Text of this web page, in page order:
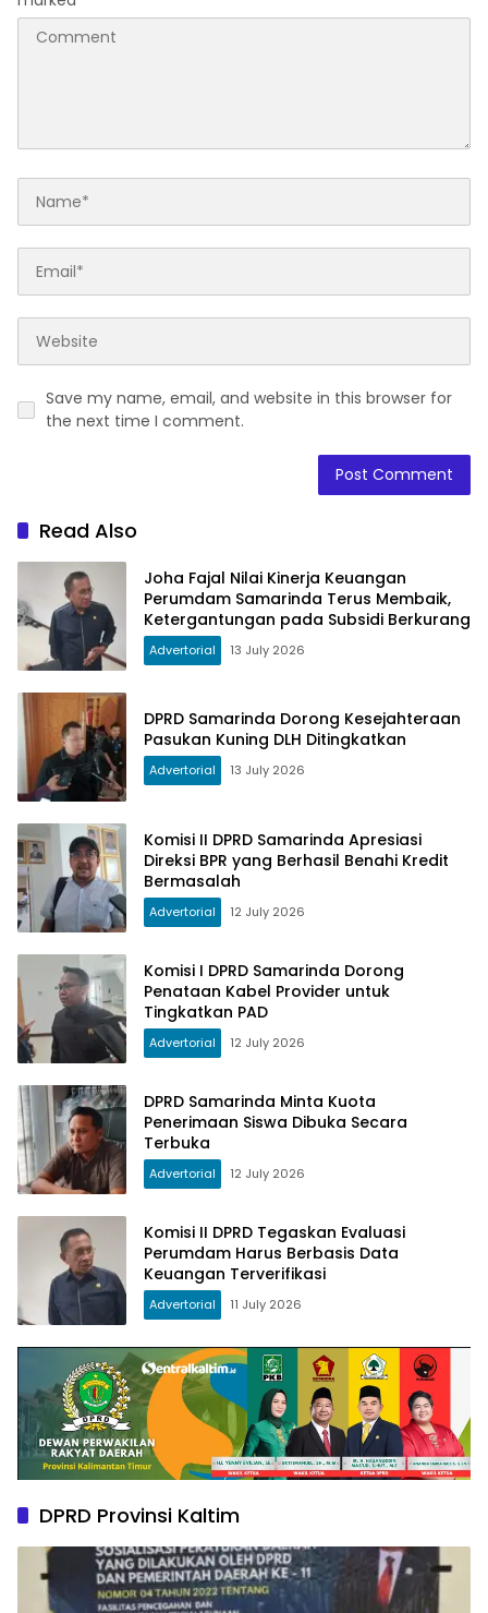
Save my name, email, and website in this browser for
the next time I comment.
Read Also
Joha Fajal Nilai Kinerja Keuangan
Perumdam Samarinda Terus Membaik,
Ketergantungan pada Subsidi Berkurang
Advertorial 13 July 2026
DPRD Samarinda Dorong Kesejahteraan
Pasukan Kuning DLH Ditingkatkan
Advertorial 13 July 2026
Komisi II DPRD Samarinda Apresiasi
Direksi BPR yang Berhasil Benahi Kredit
Bermasalah
Advertorial 12 July 2026
Komisi I DPRD Samarinda Dorong
Penataan Kabel Provider untuk
Tingkatkan PAD
Advertorial 12 July 2026
DPRD Samarinda Minta Kuota
Penerimaan Siswa Dibuka Secara
Terbuka
Advertorial 12 July 2026
Komisi II DPRD Tegaskan Evaluasi
Perumdam Harus Berbasis Data
Keuangan Terverifikasi
Advertorial 11 July 2026
DPRD Provinsi Kaltim